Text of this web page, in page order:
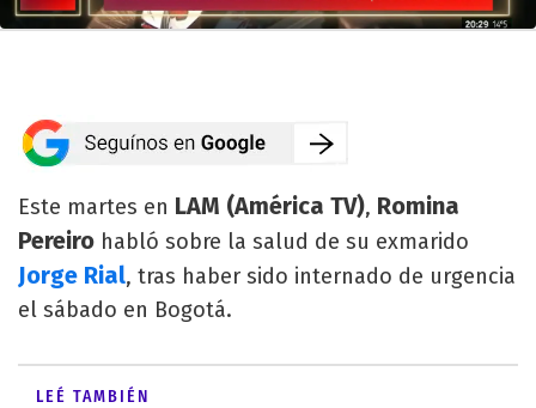
Este martes en LAM (América TV), Romina
Pereiro habló sobre la salud de su exmarido
Jorge Rial, tras haber sido internado de urgencia
el sábado en Bogotá.
LEÉ TAMBIÉN